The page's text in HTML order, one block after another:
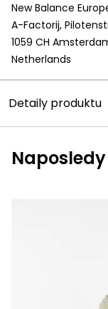
New Balance
A-Factorij,
1059 CH
Netherlands
Detaily produktu